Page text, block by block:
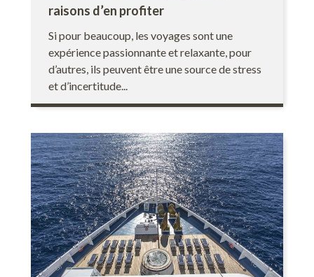
raisons d’en profiter
Si pour beaucoup, les voyages sont une
expérience passionnante et relaxante, pour
d’autres, ils peuvent être une source de stress
et d’incertitude...